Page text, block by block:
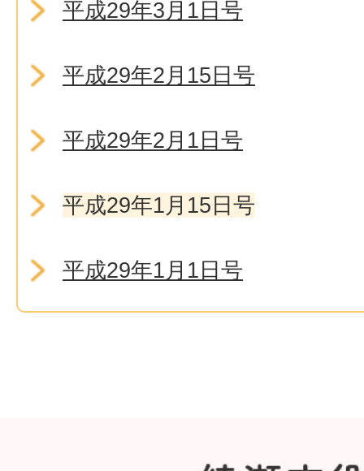
平成29年3月1日号
平成29年2月15日号
平成29年2月1日号
平成29年1月15日号
平成29年1月1日号